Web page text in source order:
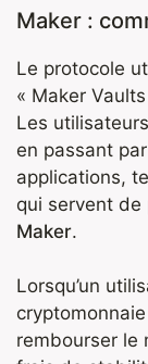
Maker :
Le protocole
« Maker
Les
en passant
applications,
qui servent de
Maker.
Lorsqu’un
rembourser le